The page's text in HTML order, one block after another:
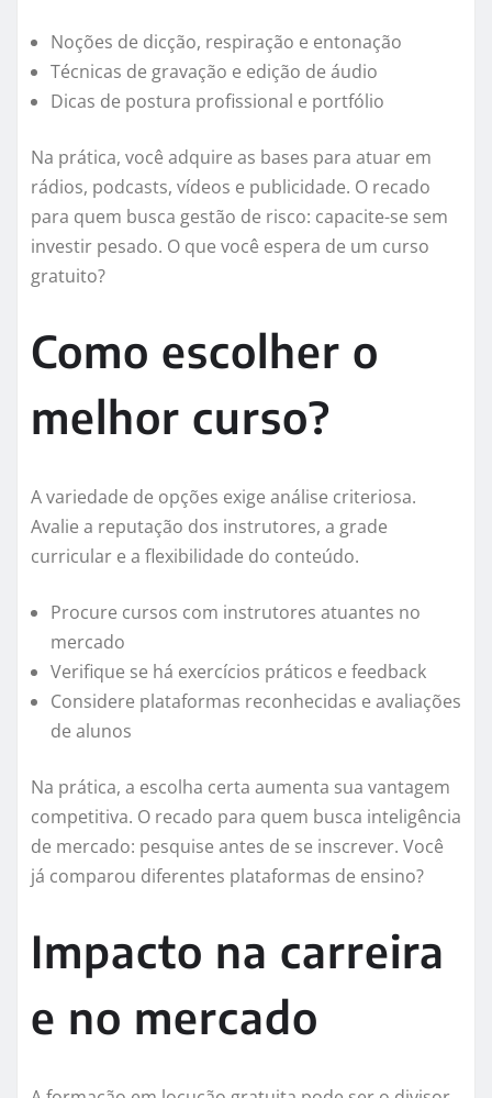
Noções de dicção, respiração e entonação
Técnicas de gravação e edição de áudio
Dicas de postura profissional e portfólio
Na prática, você adquire as bases para atuar em
rádios, podcasts, vídeos e publicidade. O recado
para quem busca gestão de risco: capacite-se sem
investir pesado. O que você espera de um curso
gratuito?
Como escolher o
melhor curso?
A variedade de opções exige análise criteriosa.
Avalie a reputação dos instrutores, a grade
curricular e a flexibilidade do conteúdo.
Procure cursos com instrutores atuantes no
mercado
Verifique se há exercícios práticos e feedback
Considere plataformas reconhecidas e avaliações
de alunos
Na prática, a escolha certa aumenta sua vantagem
competitiva. O recado para quem busca inteligência
de mercado: pesquise antes de se inscrever. Você
já comparou diferentes plataformas de ensino?
Impacto na carreira
e no mercado